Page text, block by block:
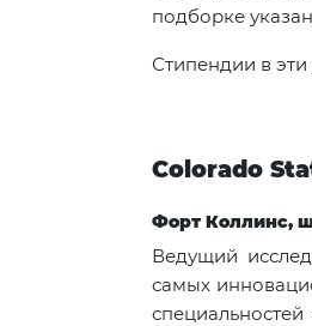
подборке
Стипендии в
Colorado
Форт Коллинс,
Ведущий
самых